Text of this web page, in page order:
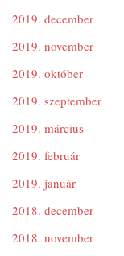
2019. december
2019. november
2019. október
2019. szeptember
2019. március
2019. február
2019. január
2018. december
2018. november